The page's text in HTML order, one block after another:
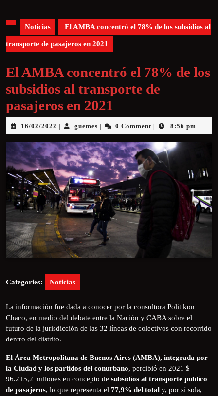
Noticias El AMBA concentró el 78% de los subsidios al
transporte de pasajeros en 2021
El AMBA concentró el 78% de los
subsidios al transporte de
pasajeros en 2021
16/02/2022 guemes 0 Comment 8:56 pm
Categories: Noticias
La información fue dada a conocer por la consultora Politikon
Chaco, en medio del debate entre la Nación y CABA sobre el
futuro de la jurisdicción de las 32 líneas de colectivos con recorrido
dentro del distrito.
El Área Metropolitana de Buenos Aires (AMBA), integrada por
la Ciudad y los partidos del conurbano, percibió en 2021 $
96.215,2 millones en concepto de subsidios al transporte público
de pasajeros, lo que representa el 77,9% del total y, por sí sola,